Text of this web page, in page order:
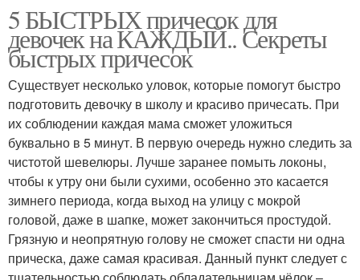
5 БЫСТРЫХ причесок для
девочек на КАЖДЫЙ.. Секреты
быстрых причесок
Существует несколько уловок, которые помогут быстро
подготовить девочку в школу и красиво причесать. При
их соблюдении каждая мама сможет уложиться
буквально в 5 минут. В первую очередь нужно следить за
чистотой шевелюры. Лучше заранее помыть локоны,
чтобы к утру они были сухими, особенно это касается
зимнего периода, когда выход на улицу с мокрой
головой, даже в шапке, может закончиться простудой.
Грязную и неопрятную голову не сможет спасти ни одна
прическа, даже самая красивая. Данный пункт следует с